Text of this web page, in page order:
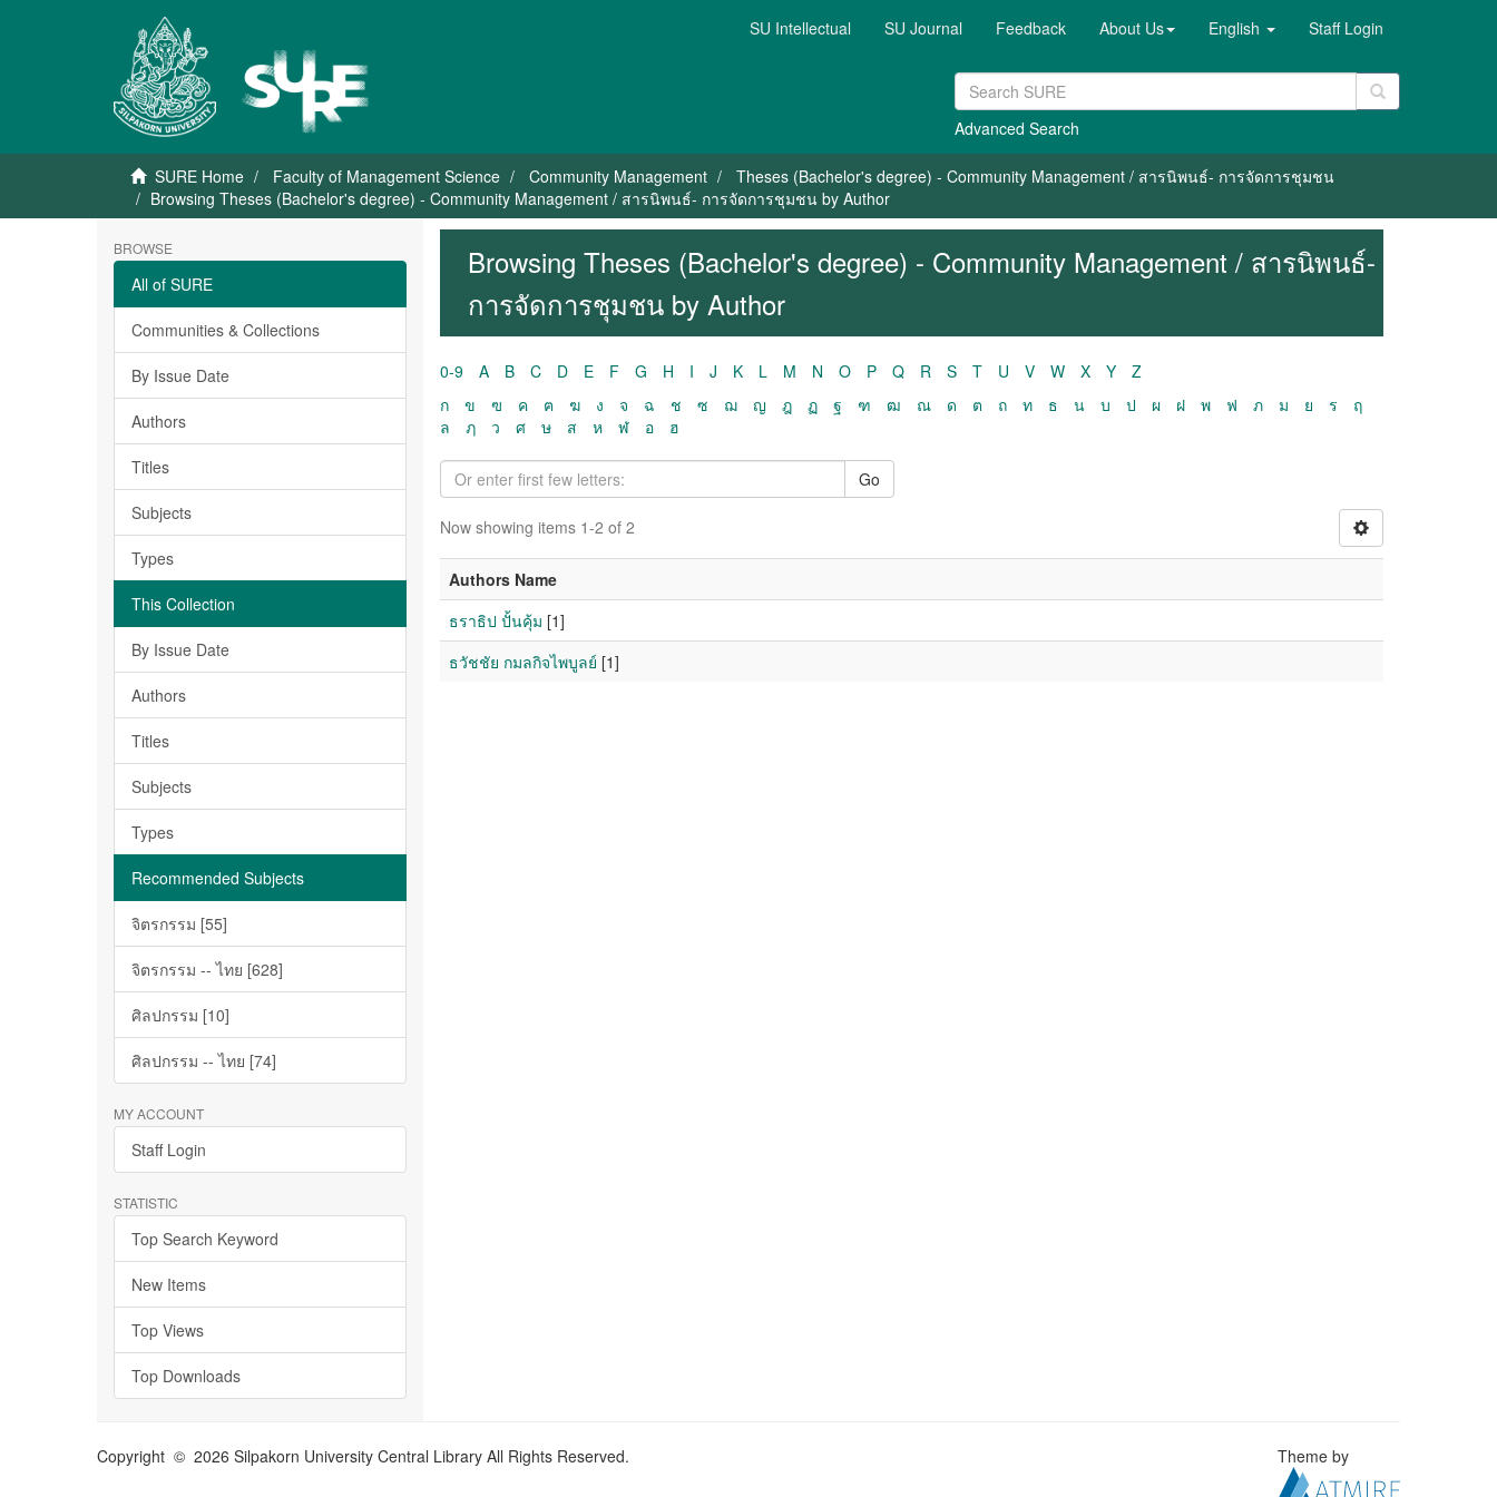
SU Intellectual SU Journal Feedback About Us English Staff Login
Advanced Search
SURE Home Faculty of Management Science Community Management
Theses (Bachelor's degree) - Community Management / สารนิพนธ์- การจัดการชุมชน
Browsing Theses (Bachelor's degree) - Community Management / สารนิพนธ์- การจัดการชุมชน by Author
BROWSE
All of SURE
Communities & Collections
By Issue Date
Authors
Titles
Subjects
Types
This Collection
By Issue Date
Authors
Titles
Subjects
Types
Recommended Subjects
จิตรกรรม [55]
จิตรกรรม -- ไทย [628]
ศิลปกรรม [10]
ศิลปกรรม -- ไทย [74]
MY ACCOUNT
Staff Login
STATISTIC
Top Search Keyword
New Items
Top Views
Top Downloads
Browsing Theses (Bachelor's degree) - Community Management / สารนิพนธ์-
การจัดการชุมชน by Author
0-9 A B C D E F G H I J K L M N O P Q R S T U V W X Y
Z
ก
ข ฃ ค ฅ ฆ ง จ ฉ ช ซ ฌ ญ ฎ ฏ ฐ ฑ ฒ ณ ด ต ถ ท ธ น บ ป ผ ฝ พ ฟ ภ ม ย ร
ฤ
ล
ฦ ว ศ ษ ส ห ฬ อ ฮ
Go
Now showing items 1-2 of 2
Authors Name
ธราธิป ปั้นคุ้ม [1]
ธวัชชัย กมลกิจไพบูลย์ [1]
Copyright © 2026 Silpakorn University Central Library All Rights Reserved. Theme by